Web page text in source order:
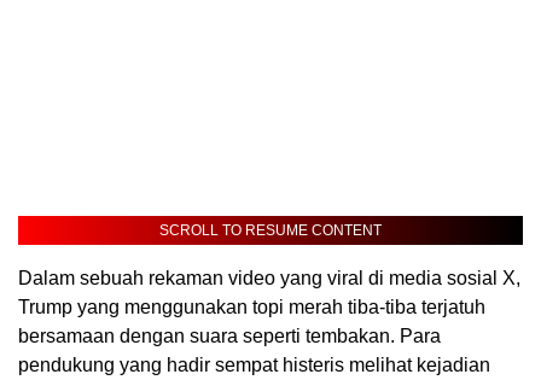
SCROLL TO RESUME CONTENT
Dalam sebuah rekaman video yang viral di media sosial X,
Trump yang menggunakan topi merah tiba-tiba terjatuh
bersamaan dengan suara seperti tembakan. Para
pendukung yang hadir sempat histeris melihat kejadian